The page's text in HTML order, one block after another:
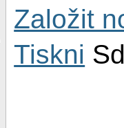
Založit
Tiskni